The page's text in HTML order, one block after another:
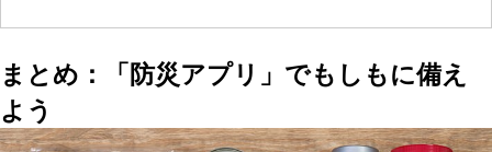
まとめ：「防災アプリ」でもしもに備え
よう